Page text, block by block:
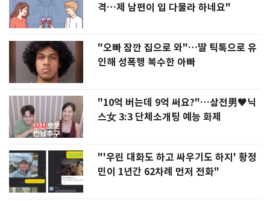
격…제 남편이 입 다물라 하네요"
"오빠 잠깐 집으로 와"…딸 틱톡으로 유
인해 성폭행 복수한 아빠
"10억 버는데 9억 써요?"…삼전男♥닉
스女 3:3 단체소개팅 예능 화제
"'우린 대화도 하고 싸우기도 하지' 황정
민이 1년간 62차례 먼저 전화"